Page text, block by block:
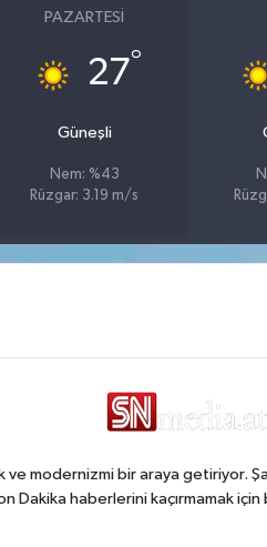
PAZARTESI
27°
Güneşli
Nem: %43
Rüzgar: 3.19 m/s
modernizmi bir araya getiriyor.
Dakika haberlerini kaçırmamak